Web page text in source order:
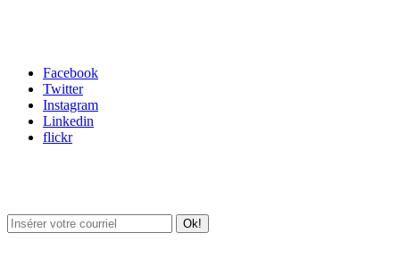
Facebook
Twitter
Instagram
Linkedin
flickr